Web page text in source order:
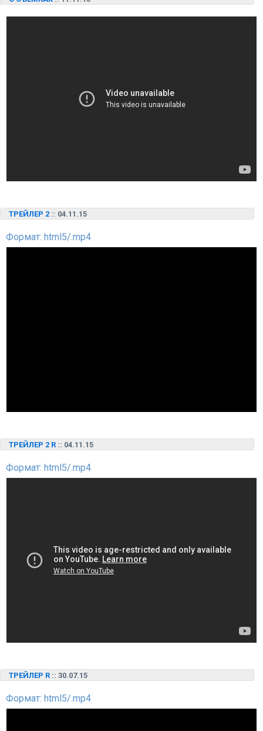
ТРЕЙЛЕР 2 :: 04.11.15
Формат: html5/.mp4
ТРЕЙЛЕР 2 R :: 04.11.15
Формат: html5/.mp4
ТРЕЙЛЕР R :: 30.07.15
Формат: html5/.mp4